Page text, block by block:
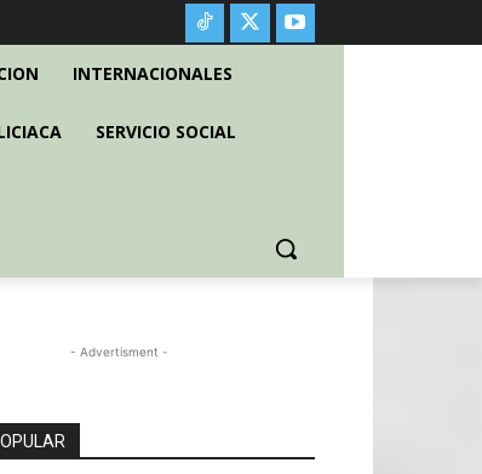
INTERNACIONALES
SERVICIO SOCIAL
- Advertisment -